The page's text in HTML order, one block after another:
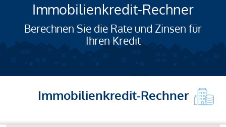
Immobilienkredit-Rechner
Berechnen Sie die Rate und Zinsen für
Ihren Kredit
Immobilienkredit-Rechner